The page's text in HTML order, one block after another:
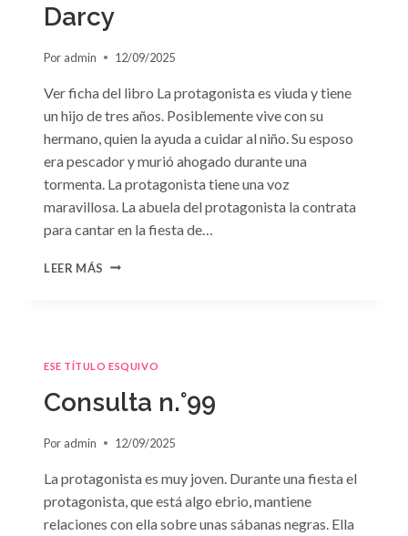
Darcy
Por admin 12/09/2025
Ver ficha del libro La protagonista es viuda y tiene
un hijo de tres años. Posiblemente vive con su
hermano, quien la ayuda a cuidar al niño. Su esposo
era pescador y murió ahogado durante una
tormenta. La protagonista tiene una voz
maravillosa. La abuela del protagonista la contrata
para cantar en la fiesta de…
LEER MÁS CONSULTA
DE
EMMA
DARCY
ESE TÍTULO ESQUIVO
Consulta n.°99
Por admin 12/09/2025
La protagonista es muy joven. Durante una fiesta el
protagonista, que está algo ebrio, mantiene
relaciones con ella sobre unas sábanas negras. Ella